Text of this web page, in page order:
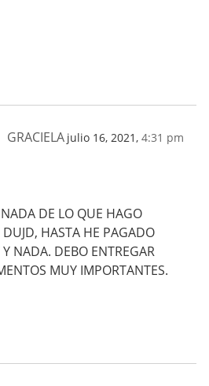
GRACIELA julio 16, 2021, 4:31 pm
DE LO QUE HAGO
HASTA HE PAGADO
NADA. DEBO ENTREGAR
MUY IMPORTANTES.